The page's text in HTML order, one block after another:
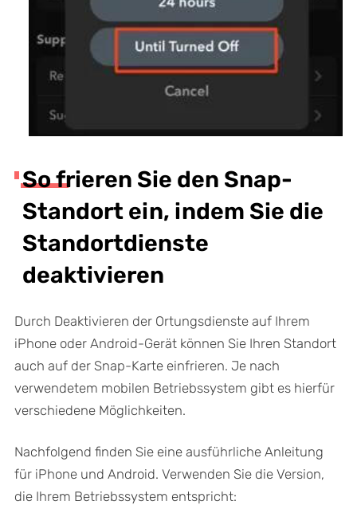
So frieren Sie den Snap-
Standort ein, indem Sie die
Standortdienste
deaktivieren
Durch Deaktivieren der Ortungsdienste auf Ihrem
iPhone oder Android-Gerät können Sie Ihren Standort
auch auf der Snap-Karte einfrieren. Je nach
verwendetem mobilen Betriebssystem gibt es hierfür
verschiedene Möglichkeiten.
Nachfolgend finden Sie eine ausführliche Anleitung
für iPhone und Android. Verwenden Sie die Version,
die Ihrem Betriebssystem entspricht: